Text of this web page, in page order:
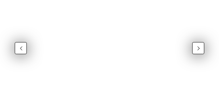
Previous Next